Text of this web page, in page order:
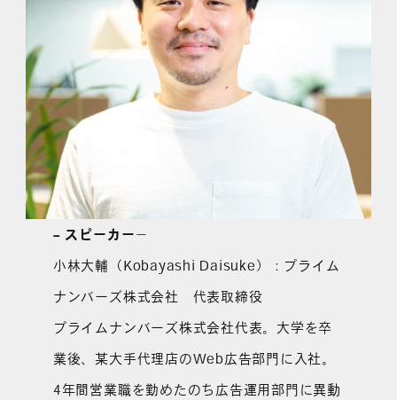
– スピーカー －
小林大輔（Kobayashi Daisuke）：プライム
ナンバーズ株式会社 代表取締役
プライムナンバーズ株式会社代表。大学を卒
業後、某大手代理店のWeb広告部門に入社。
4年間営業職を勤めたのち広告運用部門に異動